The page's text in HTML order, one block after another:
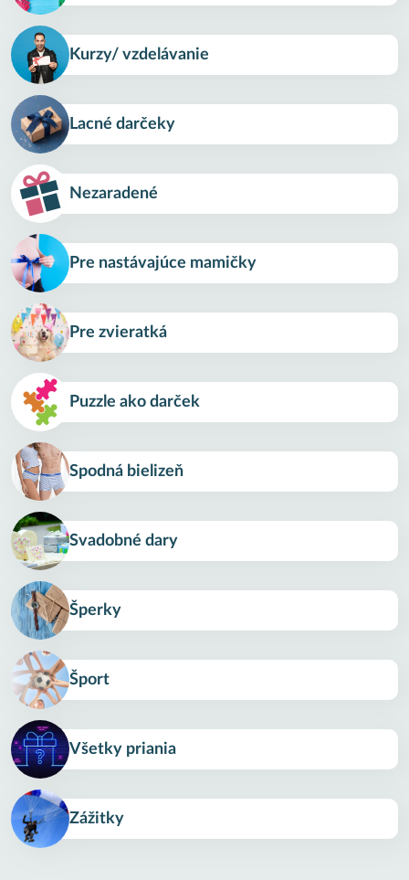
Kurzy/ vzdelávanie
Lacné darčeky
Nezaradené
Pre nastávajúce mamičky
Pre zvieratká
Puzzle ako darček
Spodná bielizeň
Svadobné dary
Šperky
Šport
Všetky priania
Zážitky